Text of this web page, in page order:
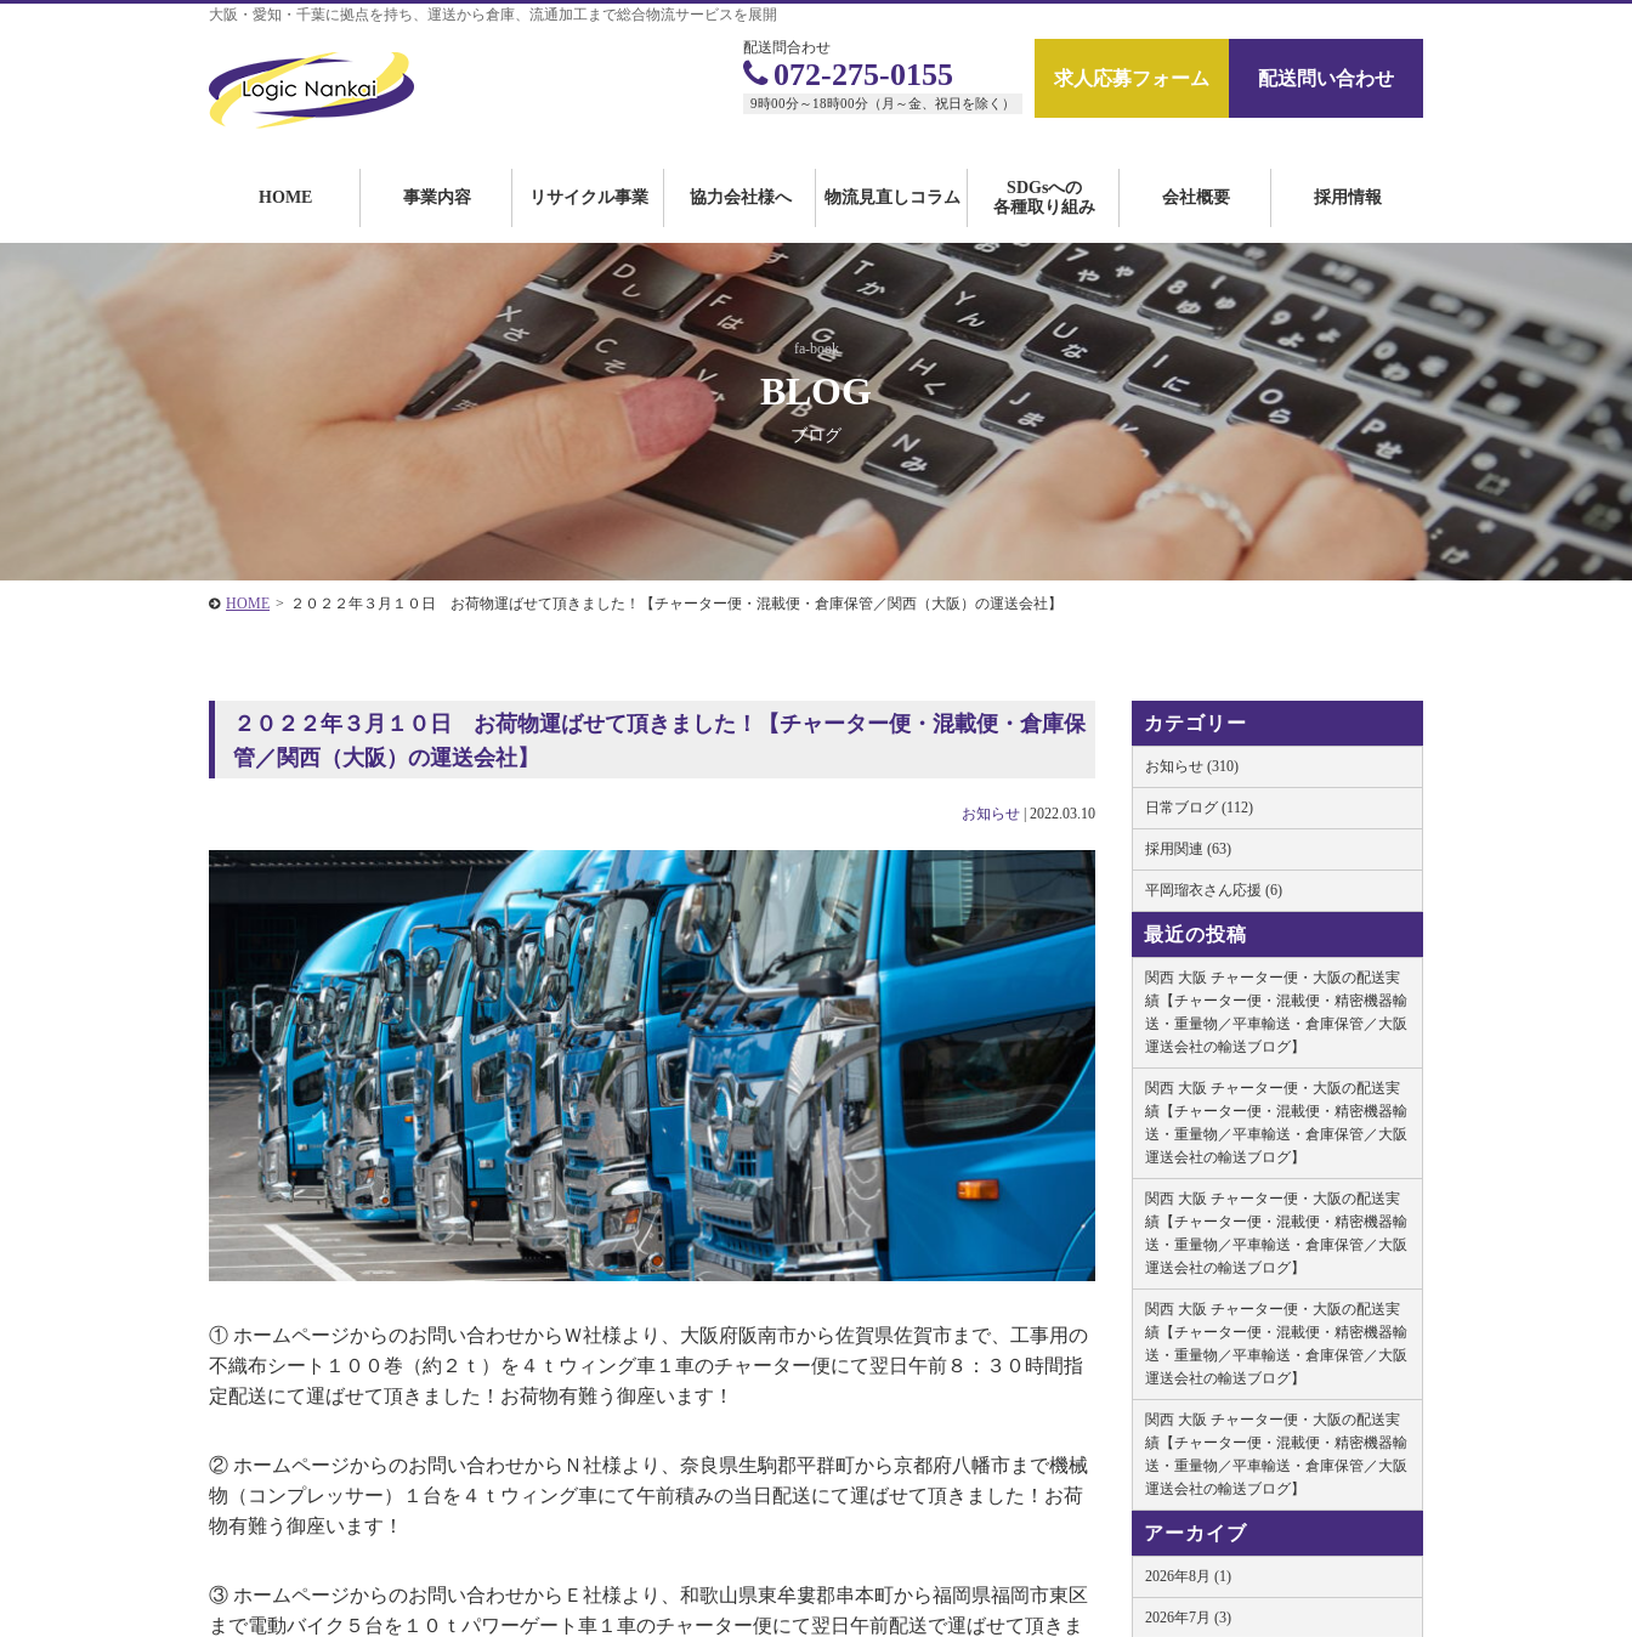
大阪・愛知・千葉に拠点を持ち、運送から倉庫、流通加工まで総合物流サービスを展開
HOME 事業内容 リサイクル事業 協力会社様へ 物流見直しコラム
SDGsへの
各種取り組み
会社概要 採用情報
求人応募フォーム 配送問い合わせ
配送問合わせ
072-275-0155
9時00分～18時00分（月～金、祝日を除く）
fa-book
BLOG
ブログ
HOME > ２０２２年３月１０日 お荷物運ばせて頂きました！【チャーター便・混載便・倉庫保管／関西（大阪）の運送会社】
２０２２年３月１０日 お荷物運ばせて頂きました！【チャーター便・混載便・倉庫保
管／関西（大阪）の運送会社】
お知らせ 2022.03.10
① ホームページからのお問い合わせからＷ社様より、大阪府阪南市から佐賀県佐賀市まで、工事用の
不織布シート１００巻（約２ｔ）を４ｔウィング車１車のチャーター便にて翌日午前８：３０時間指
定配送にて運ばせて頂きました！お荷物有難う御座います！
② ホームページからのお問い合わせからＮ社様より、奈良県生駒郡平群町から京都府八幡市まで機械
物（コンプレッサー）１台を４ｔウィング車にて午前積みの当日配送にて運ばせて頂きました！お荷
物有難う御座います！
③ ホームページからのお問い合わせからＥ社様より、和歌山県東牟婁郡串本町から福岡県福岡市東区
まで電動バイク５台を１０ｔパワーゲート車１車のチャーター便にて翌日午前配送で運ばせて頂きま
カテゴリー
お知らせ (310)
日常ブログ (112)
採用関連 (63)
平岡瑠衣さん応援 (6)
最近の投稿
関西 大阪 チャーター便・大阪の配送実
績【チャーター便・混載便・精密機器輸
送・重量物／平車輸送・倉庫保管／大阪
運送会社の輸送ブログ】
関西 大阪 チャーター便・大阪の配送実
績【チャーター便・混載便・精密機器輸
送・重量物／平車輸送・倉庫保管／大阪
運送会社の輸送ブログ】
関西 大阪 チャーター便・大阪の配送実
績【チャーター便・混載便・精密機器輸
送・重量物／平車輸送・倉庫保管／大阪
運送会社の輸送ブログ】
関西 大阪 チャーター便・大阪の配送実
績【チャーター便・混載便・精密機器輸
送・重量物／平車輸送・倉庫保管／大阪
運送会社の輸送ブログ】
関西 大阪 チャーター便・大阪の配送実
績【チャーター便・混載便・精密機器輸
送・重量物／平車輸送・倉庫保管／大阪
運送会社の輸送ブログ】
アーカイブ
2026年8月 (1)
2026年7月 (3)